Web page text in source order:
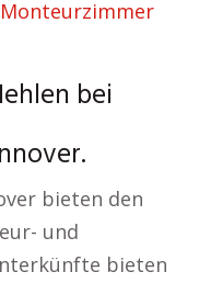
Monteurzimmer
bei
bieten den
und
bieten